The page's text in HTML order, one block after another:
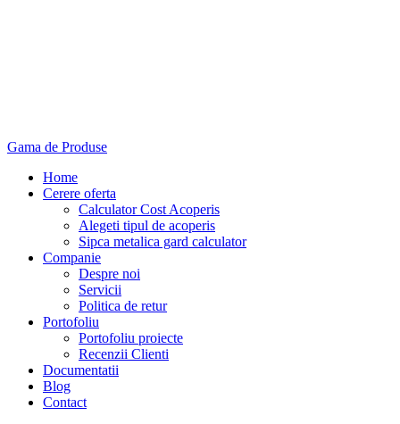
Gama de Produse
Home
Cerere oferta
Calculator Cost Acoperis
Alegeti tipul de acoperis
Sipca metalica gard calculator
Companie
Despre noi
Servicii
Politica de retur
Portofoliu
Portofoliu proiecte
Recenzii Clienti
Documentatii
Blog
Contact